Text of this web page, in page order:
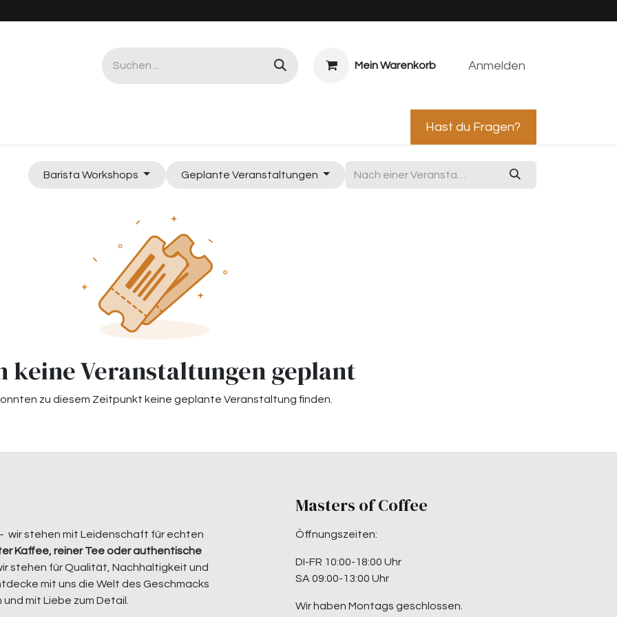
Mein Warenkorb Anmelden
Hast du Fragen?
Barista Workshops Geplante Veranstaltungen
keine Veranstaltungen geplant
zu diesem Zeitpunkt keine geplante Veranstaltung finden.
wir stehen mit Leidenschaft für echten
Kaffee, reiner Tee oder authentische
stehen für Qualität, Nachhaltigkeit und
mit uns die Welt des Geschmacks
mit Liebe zum Detail.
Masters of Coffee
Öffnungszeiten:
DI-FR 10:00-18:00 Uhr
SA 09:00-13:00 Uhr
Wir haben Montags geschlossen.